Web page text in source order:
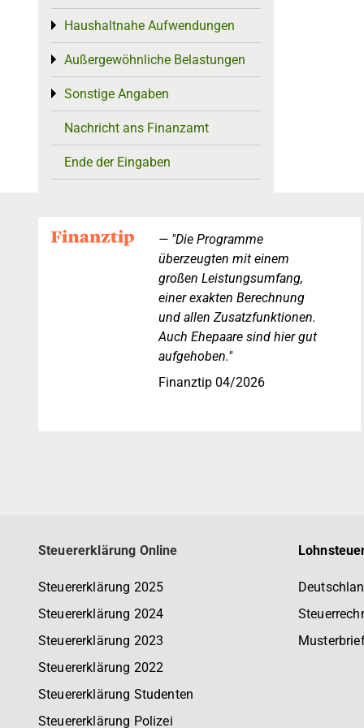
Haushaltnahe Aufwendungen
Toggle menu
Außergewöhnliche Belastungen
Toggle menu
Sonstige Angaben
Toggle menu
Nachricht ans Finanzamt
Ende der Eingaben
"Die Programme
überzeugten mit einem
großen Leistungsumfang,
einer exakten Berechnung
und allen Zusatzfunktionen.
Auch Ehepaare sind hier gut
aufgehoben."
Finanztip 04/2026
Steuererklärung Online
Steuererklärung 2025
Steuererklärung 2024
Steuererklärung 2023
Steuererklärung 2022
Steuererklärung Studenten
Steuererklärung Polizei